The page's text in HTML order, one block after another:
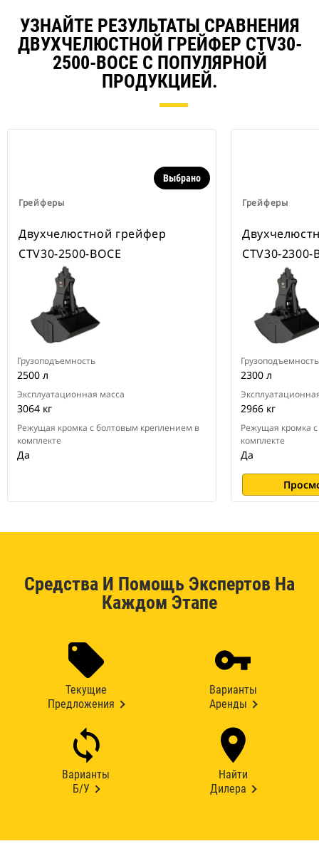
УЗНАЙТЕ РЕЗУЛЬТАТЫ СРАВНЕНИЯ
ДВУХЧЕЛЮСТНОЙ ГРЕЙФЕР CTV30-
2500-BOCE С ПОПУЛЯРНОЙ
ПРОДУКЦИЕЙ.
Грейферы
Выбрано
Двухчелюстной грейфер
CTV30-2500-BOCE
Грузоподъемность
2500 л
Эксплуатационная масса
3064 кг
Режущая кромка с болтовым креплением в
комплекте
Да
Грейферы
CTV30-2300-
Грузоподъемность
2300 л
2966 кг
Режущая кромка
комплекте
Да
Средства И Помощь Экспертов На
Каждом Этапе
Текущие
Предложения
Варианты
Аренды
Варианты
Б/У
Найти
Дилера